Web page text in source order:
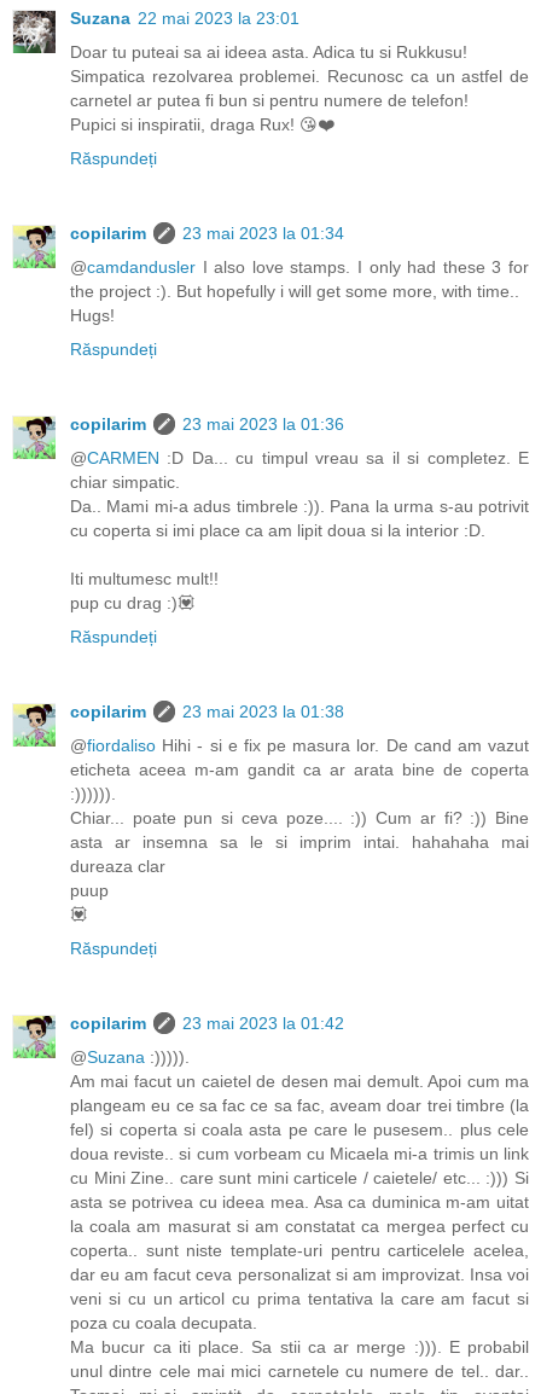
Suzana 22 mai 2023 la 23:01
Doar tu puteai sa ai ideea asta. Adica tu si Rukkusu!
Simpatica rezolvarea problemei. Recunosc ca un astfel de
carnetel ar putea fi bun si pentru numere de telefon!
Pupici si inspiratii, draga Rux! 😘❤️
Răspundeți
copilarim
23 mai 2023 la 01:34
@camdandusler I also love stamps. I only had these 3 for
the project :). But hopefully i will get some more, with time..
Hugs!
Răspundeți
copilarim
23 mai 2023 la 01:36
@CARMEN :D Da... cu timpul vreau sa il si completez. E
chiar simpatic.
Da.. Mami mi-a adus timbrele :)). Pana la urma s-au potrivit
cu coperta si imi place ca am lipit doua si la interior :D.
Iti multumesc mult!!
pup cu drag :)💟
Răspundeți
copilarim
23 mai 2023 la 01:38
@fiordaliso Hihi - si e fix pe masura lor. De cand am vazut
eticheta aceea m-am gandit ca ar arata bine de coperta
:)))))).
Chiar... poate pun si ceva poze.... :)) Cum ar fi? :)) Bine
asta ar insemna sa le si imprim intai. hahahaha mai
dureaza clar
puup
💟
Răspundeți
copilarim
23 mai 2023 la 01:42
@Suzana :))))).
Am mai facut un caietel de desen mai demult. Apoi cum ma
plangeam eu ce sa fac ce sa fac, aveam doar trei timbre (la
fel) si coperta si coala asta pe care le pusesem.. plus cele
doua reviste.. si cum vorbeam cu Micaela mi-a trimis un link
cu Mini Zine.. care sunt mini carticele / caietele/ etc... :))) Si
asta se potrivea cu ideea mea. Asa ca duminica m-am uitat
la coala am masurat si am constatat ca mergea perfect cu
coperta.. sunt niste template-uri pentru carticelele acelea,
dar eu am facut ceva personalizat si am improvizat. Insa voi
veni si cu un articol cu prima tentativa la care am facut si
poza cu coala decupata.
Ma bucur ca iti place. Sa stii ca ar merge :))). E probabil
unul dintre cele mai mici carnetele cu numere de tel.. dar..